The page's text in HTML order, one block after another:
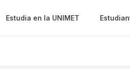
Estudia en la UNIMET